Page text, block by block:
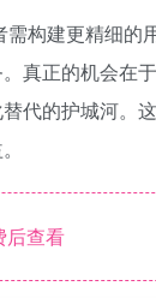
需构建更精细
真正的机会在
代的护城河。
后查看